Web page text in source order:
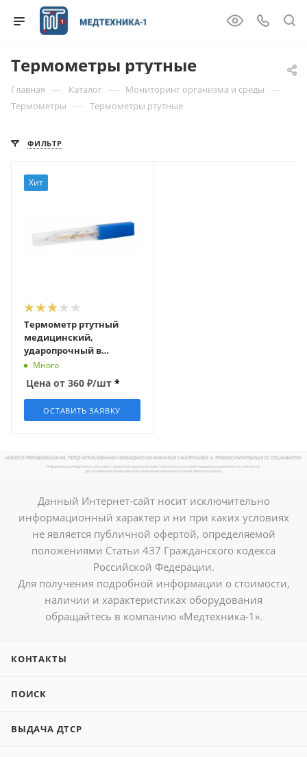
Термометры ртутные
Главная — Каталог — Мониторинг организма и среды —
Термометры — Термометры ртутные
ФИЛЬТР
Хит
Термометр ртутный
медицинский,
ударопрочный в
футляре, Термоприбор
Много
Цена от 360 ₽/шт *
ОСТАВИТЬ ЗАЯВКУ
Данный Интернет-сайт носит исключительно
информационный характер и ни при каких условиях
не является публичной офертой, определяемой
положениями Статьи 437 Гражданского кодекса
Российской Федерации.
Для получения подробной информации о стоимости,
наличии и характеристиках оборудования
обращайтесь в компанию «Медтехника-1».
КОНТАКТЫ
ПОИСК
ВЫДАЧА ДТСР